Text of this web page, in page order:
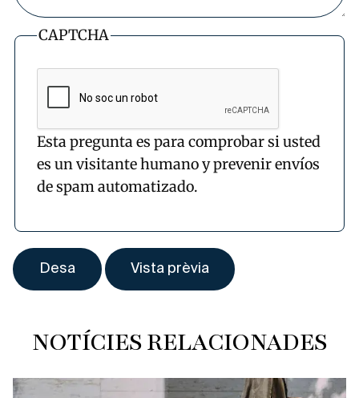
CAPTCHA
Esta pregunta es para comprobar si usted
es un visitante humano y prevenir envíos
de spam automatizado.
NOTÍCIES RELACIONADES